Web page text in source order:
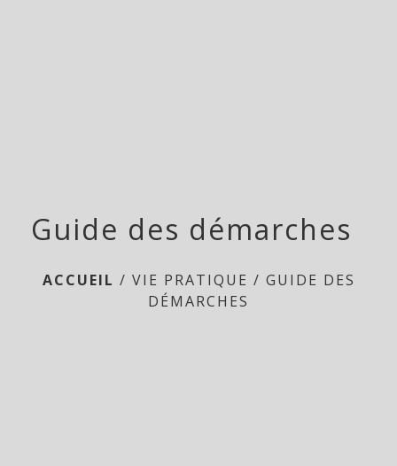
Guide des démarches
ACCUEIL / VIE PRATIQUE / GUIDE DES
DÉMARCHES